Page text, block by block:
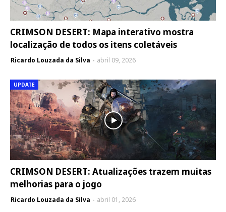
CRIMSON DESERT: Mapa interativo mostra
localização de todos os itens coletáveis
Ricardo Louzada da Silva abril 09, 2026
UPDATE
CRIMSON DESERT: Atualizações trazem muitas
melhorias para o jogo
Ricardo Louzada da Silva abril 01, 2026